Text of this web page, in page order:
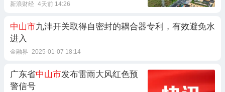
新浪财经 4天前 14:26
中山市九沣开关取得自密封的耦合器专利，有效避免水
进入
金融界 2025-01-07 18:14
广东省中山市发布雷雨大风红色预
警信号